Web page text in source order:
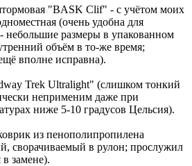
"BASK Clif" - с учётом моих
(очень удобна для
небольшие размеры в упакованном
объём в то-же время;
вполне исправна).
Trek Ultralight" (слишком тонкий
неприменим даже при
ниже 5-10 градусов Цельсия).
из пенополипропилена
сворачиваемый в рулон; прослужил
в замене).